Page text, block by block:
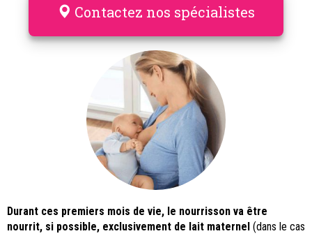
Contactez nos spécialistes
Durant ces premiers mois de vie, le nourrisson va être
nourrit, si possible, exclusivement de lait maternel (dans le cas